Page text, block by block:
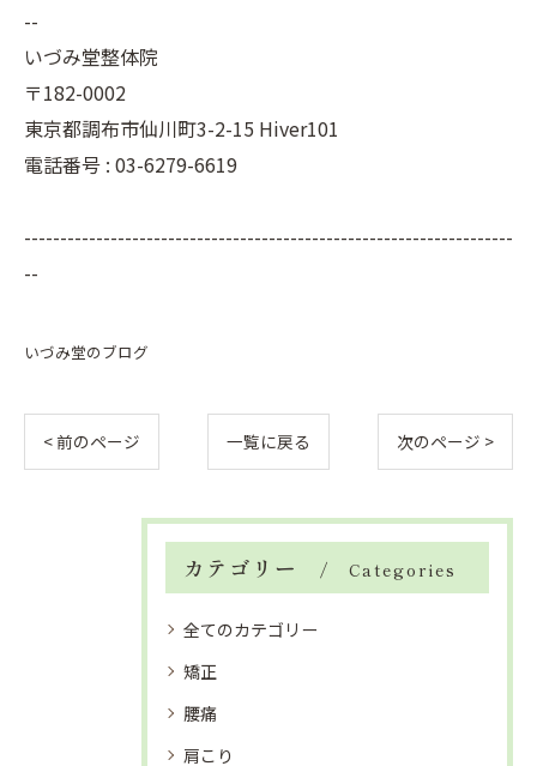
--
いづみ堂整体院
〒182-0002
東京都調布市仙川町3-2-15 Hiver101
電話番号 : 03-6279-6619
--------------------------------------------------------------------
--
いづみ堂のブログ
< 前のページ 一覧に戻る 次のページ >
カテゴリー Categories
全てのカテゴリー
矯正
腰痛
肩こり